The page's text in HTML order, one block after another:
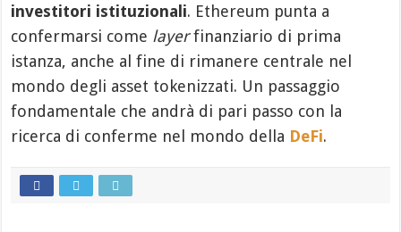
investitori istituzionali. Ethereum punta a
confermarsi come layerfinanziario di prima
istanza, anche al fine di rimanere centrale nel
mondo degli asset tokenizzati. Un passaggio
fondamentale che andrà di pari passo con la
ricerca di conferme nel mondo della DeFi.